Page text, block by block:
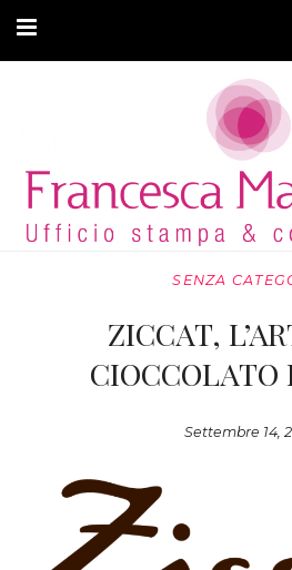
ARTICOLI
MODA ADATTIVA
SENZA
ZICCAT,
CIOCCOLATO
Settembre 14,